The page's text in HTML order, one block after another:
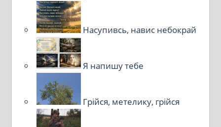
Насупивсь, навис небокрай
Я напишу тебе
Грійся, метелику, грійся